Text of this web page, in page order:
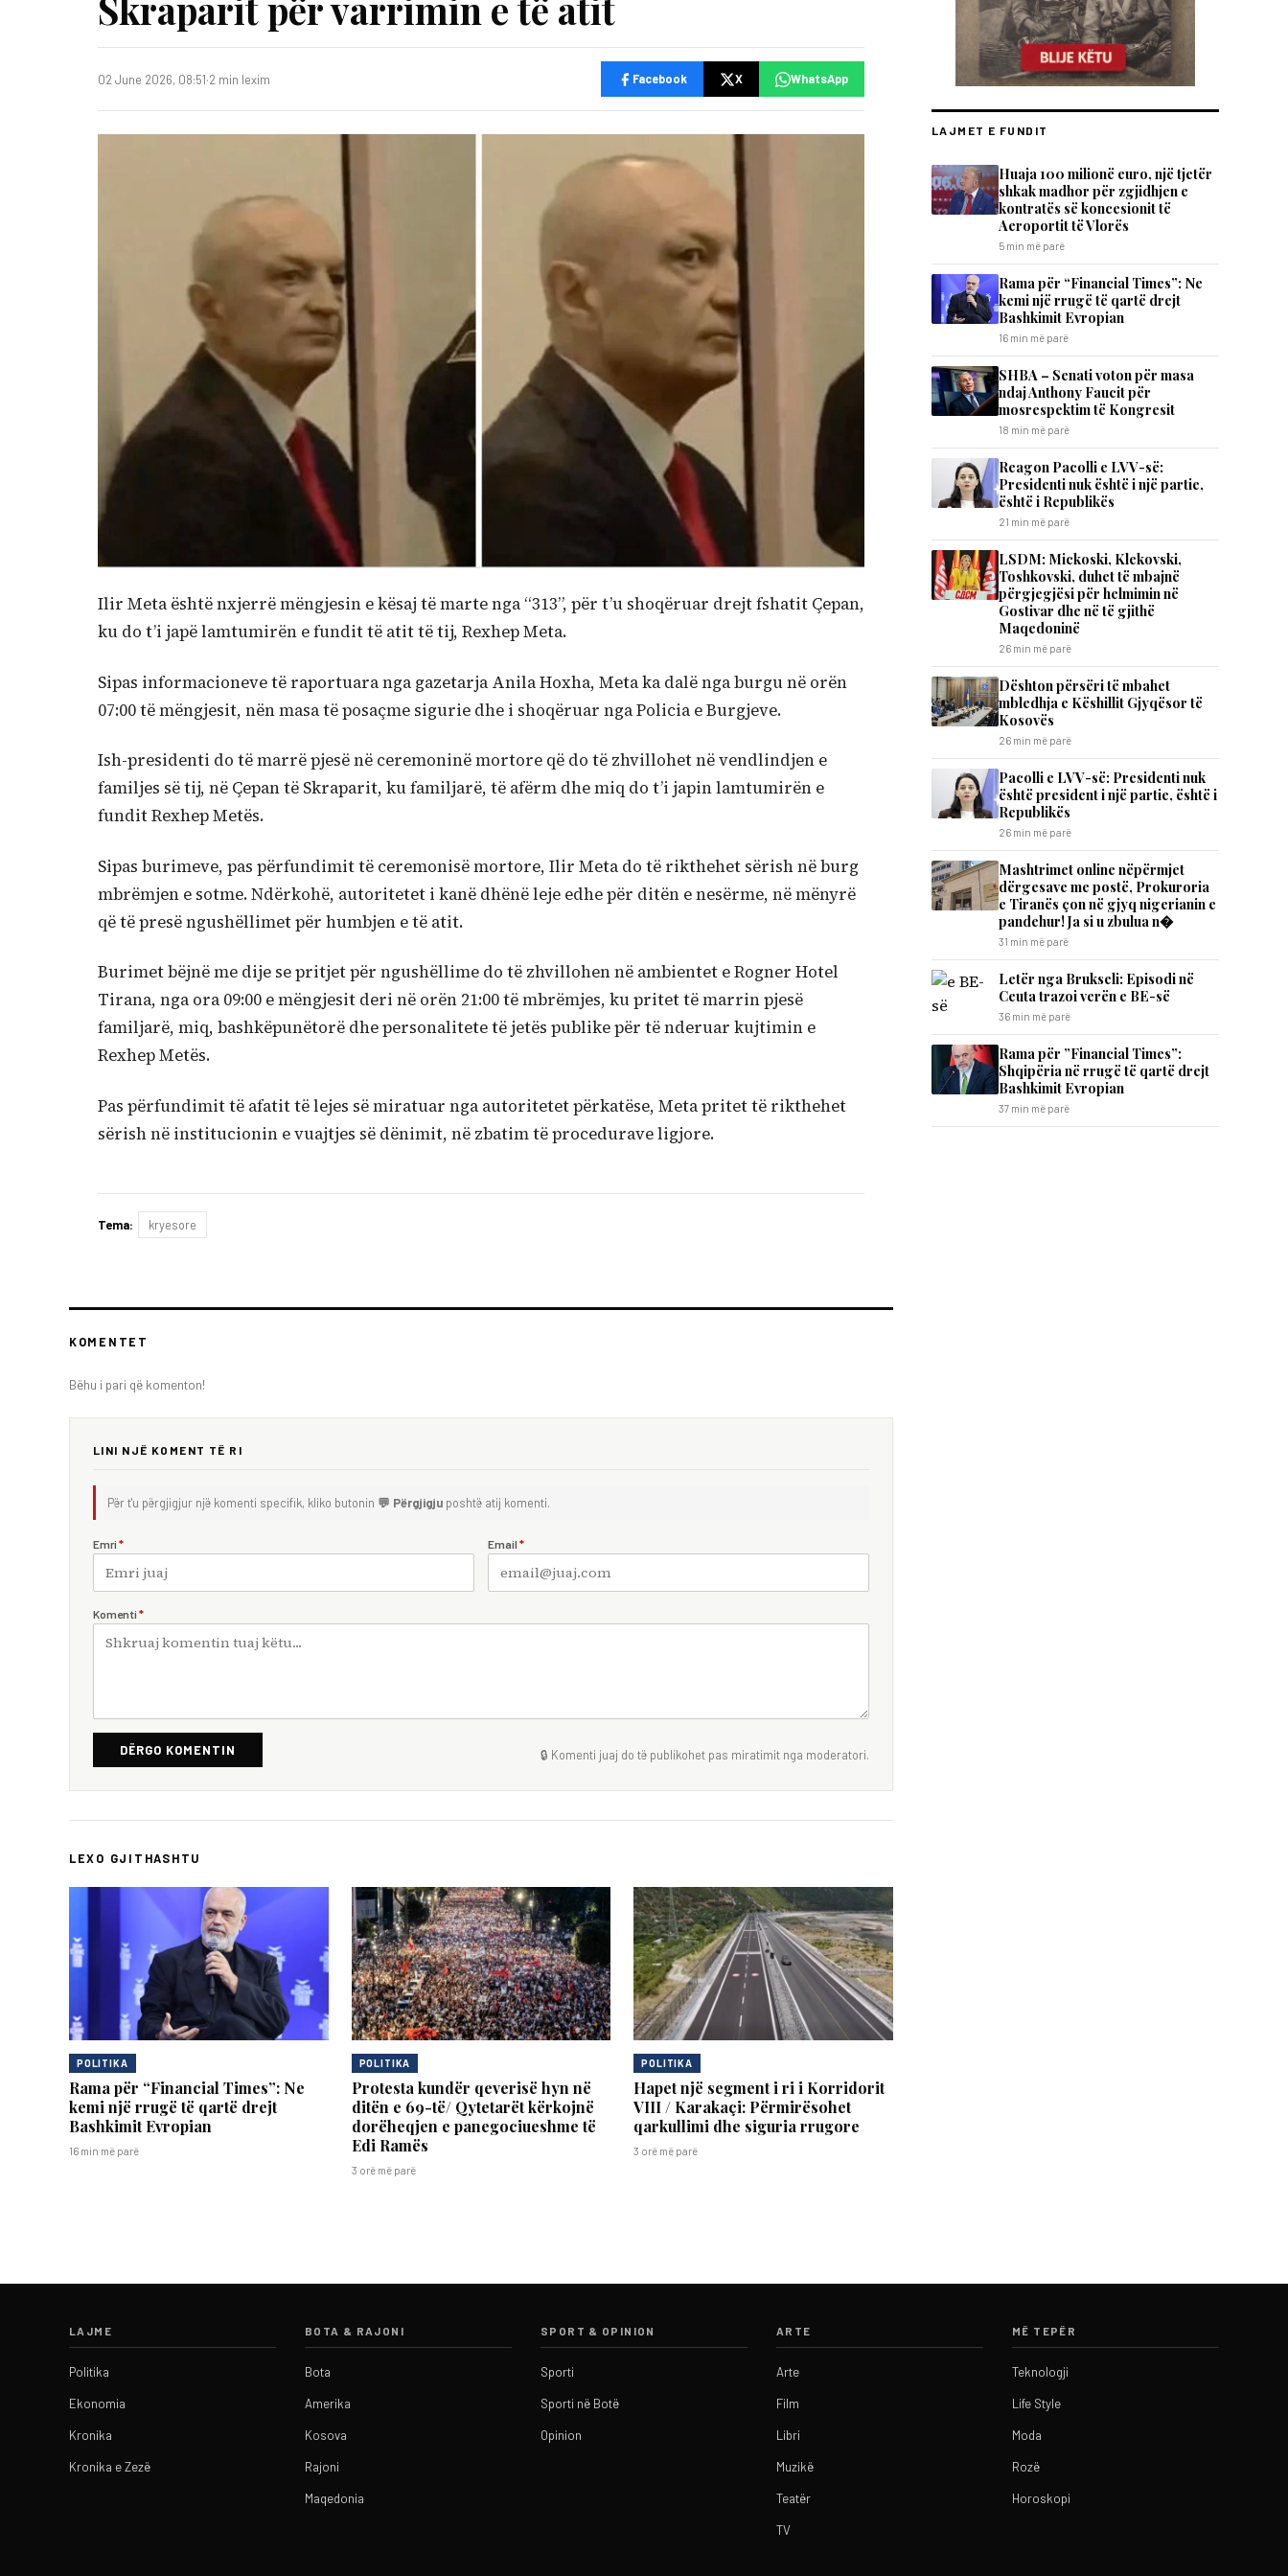
02 June 2026, 08:51·2 min lexim Facebook X WhatsApp
Ilir Meta është nxjerrë mëngjesin e kësaj të marte nga “313”, për t’u shoqëruar drejt fshatit Çepan,
ku do t’i japë lamtumirën e fundit të atit të tij, Rexhep Meta.
Sipas informacioneve të raportuara nga gazetarja Anila Hoxha, Meta ka dalë nga burgu në orën
07:00 të mëngjesit, nën masa të posaçme sigurie dhe i shoqëruar nga Policia e Burgjeve.
Ish-presidenti do të marrë pjesë në ceremoninë mortore që do të zhvillohet në vendlindjen e
familjes së tij, në Çepan të Skraparit, ku familjarë, të afërm dhe miq do t’i japin lamtumirën e
fundit Rexhep Metës.
Sipas burimeve, pas përfundimit të ceremonisë mortore, Ilir Meta do të rikthehet sërish në burg
mbrëmjen e sotme. Ndërkohë, autoritetet i kanë dhënë leje edhe për ditën e nesërme, në mënyrë
që të presë ngushëllimet për humbjen e të atit.
Burimet bëjnë me dije se pritjet për ngushëllime do të zhvillohen në ambientet e Rogner Hotel
Tirana, nga ora 09:00 e mëngjesit deri në orën 21:00 të mbrëmjes, ku pritet të marrin pjesë
familjarë, miq, bashkëpunëtorë dhe personalitete të jetës publike për të nderuar kujtimin e
Rexhep Metës.
Pas përfundimit të afatit të lejes së miratuar nga autoritetet përkatëse, Meta pritet të rikthehet
sërish në institucionin e vuajtjes së dënimit, në zbatim të procedurave ligjore.
Tema: kryesore
KOMENTET
Bëhu i pari që komenton!
LINI NJË KOMENT TË RI
Për t'u përgjigjur një komenti specifik, kliko butonin 💬 Përgjigju poshtë atij komenti.
Emri * Email *
Komenti *
DËRGO KOMENTIN 🔒 Komenti juaj do të publikohet pas miratimit nga moderatori.
LEXO GJITHASHTU
POLITIKA
Rama për “Financial Times”: Ne
kemi një rrugë të qartë drejt
Bashkimit Evropian
16 min më parë
POLITIKA
Protesta kundër qeverisë hyn në
ditën e 69-të/ Qytetarët kërkojnë
dorëheqjen e panegociueshme të
Edi Ramës
3 orë më parë
POLITIKA
Hapet një segment i ri i Korridorit
VIII / Karakaçi: Përmirësohet
qarkullimi dhe siguria rrugore
3 orë më parë
LAJMET E FUNDIT
Huaja 100 milionë euro, një tjetër
shkak madhor për zgjidhjen e
kontratës së koncesionit të
Aeroportit të Vlorës
5 min më parë
Rama për “Financial Times”: Ne
kemi një rrugë të qartë drejt
Bashkimit Evropian
16 min më parë
SHBA – Senati voton për masa
ndaj Anthony Faucit për
mosrespektim të Kongresit
18 min më parë
Reagon Pacolli e LVV-së:
Presidenti nuk është i një partie,
është i Republikës
21 min më parë
LSDM: Mickoski, Klekovski,
Toshkovski, duhet të mbajnë
përgjegjësi për helmimin në
Gostivar dhe në të gjithë
Maqedoninë
26 min më parë
​Dështon përsëri të mbahet
mbledhja e Këshillit Gjyqësor të
Kosovës
26 min më parë
Pacolli e LVV-së: Presidenti nuk
është president i një partie, është i
Republikës
26 min më parë
Mashtrimet online nëpërmjet
dërgesave me postë, Prokuroria
e Tiranës çon në gjyq nigerianin e
pandehur! Ja si u zbulua n�
31 min më parë
Letër nga Brukseli: Episodi në
Ceuta trazoi verën e BE-së
36 min më parë
Rama për ”Financial Times”:
Shqipëria në rrugë të qartë drejt
Bashkimit Evropian
37 min më parë
LAJME
Politika
Ekonomia
Kronika
Kronika e Zezë
BOTA & RAJONI
Bota
Amerika
Kosova
Rajoni
Maqedonia
SPORT & OPINION
Sporti
Sporti në Botë
Opinion
ARTE
Arte
Film
Libri
Muzikë
Teatër
TV
MË TEPËR
Teknologji
Life Style
Moda
Rozë
Horoskopi